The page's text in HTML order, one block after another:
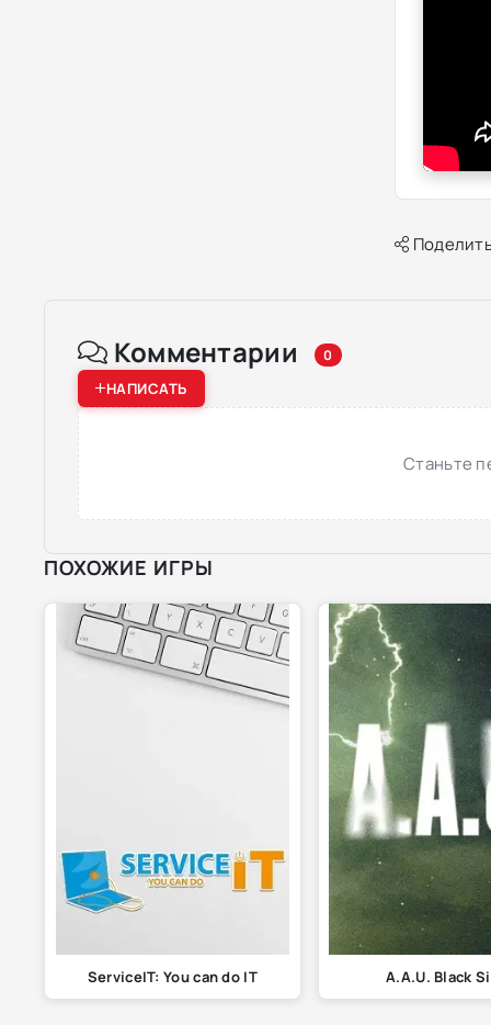
Комментарии 0
НАПИСАТЬ
Станьте
ПОХОЖИЕ ИГРЫ
ServiceIT: You can do IT A.A.U. Black